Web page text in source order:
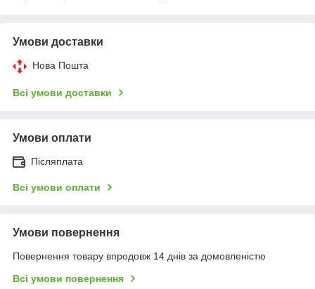
Умови доставки
Нова Пошта
Всі умови доставки
Умови оплати
Післяплата
Всі умови оплати
Умови повернення
Повернення товару впродовж 14 днів за домовленістю
Всі умови повернення